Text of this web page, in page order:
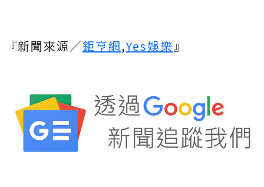
『新聞來源／鉅亨網,Yes娛樂』